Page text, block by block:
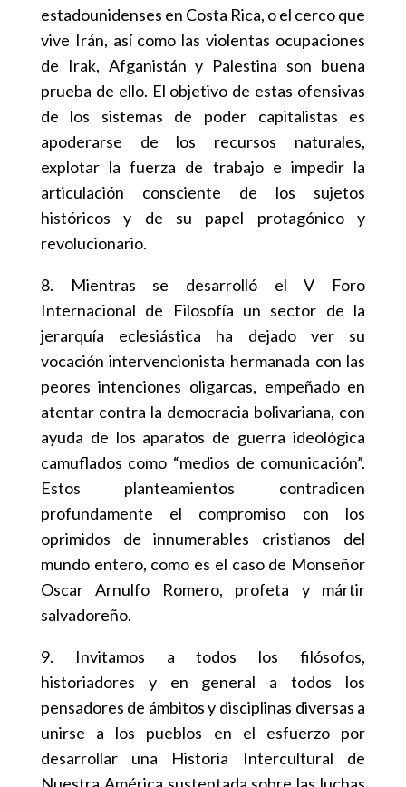
estadounidenses en Costa Rica, o el cerco que
vive Irán, así como las violentas ocupaciones
de Irak, Afganistán y Palestina son buena
prueba de ello. El objetivo de estas ofensivas
de los sistemas de poder capitalistas es
apoderarse de los recursos naturales,
explotar la fuerza de trabajo e impedir la
articulación consciente de los sujetos
históricos y de su papel protagónico y
revolucionario.
8. Mientras se desarrolló el V Foro
Internacional de Filosofía un sector de la
jerarquía eclesiástica ha dejado ver su
vocación intervencionista hermanada con las
peores intenciones oligarcas, empeñado en
atentar contra la democracia bolivariana, con
ayuda de los aparatos de guerra ideológica
camuflados como “medios de comunicación”.
Estos planteamientos contradicen
profundamente el compromiso con los
oprimidos de innumerables cristianos del
mundo entero, como es el caso de Monseñor
Oscar Arnulfo Romero, profeta y mártir
salvadoreño.
9. Invitamos a todos los filósofos,
historiadores y en general a todos los
pensadores de ámbitos y disciplinas diversas a
unirse a los pueblos en el esfuerzo por
desarrollar una Historia Intercultural de
Nuestra América sustentada sobre las luchas